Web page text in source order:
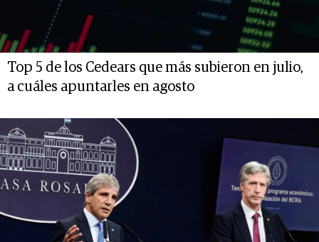
Top 5 de los Cedears que más subieron en julio,
a cuáles apuntarles en agosto